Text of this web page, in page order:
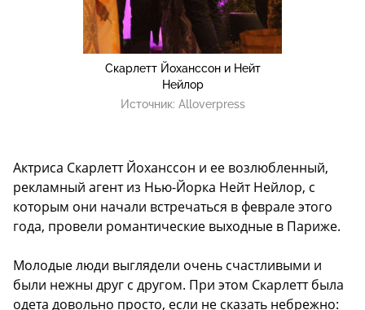
Скарлетт Йоханссон и Нейт
Нейлор
Источник: Alloverpress
Актриса Скарлетт Йоханссон и ее возлюбленный,
рекламный агент из Нью-Йорка Нейт Нейлор, с
которым они начали встречаться в феврале этого
года, провели романтические выходные в Париже.
Молодые люди выглядели очень счастливыми и
были нежны друг с другом. При этом Скарлетт была
одета довольно просто, если не сказать небрежно: